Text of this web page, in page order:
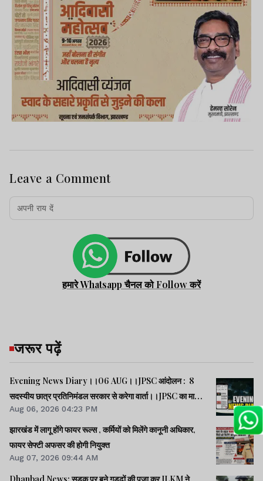
Leave a Comment
हमारे Whatsapp चैनल को Follow करें
जरूर पढ़ें
Evening News Diary।।06 AUG।।JPSC आंदोलन : 8
सदस्यीय छात्र प्रतिनिमंडल सरकार से करेगा वार्ता।।JPSC का मामला
पेपर लीक का नहीं, बैक डोर से गलत नियुक्ति का है : किशोर।।BPSC
AEDO पेपर लीक : BARC का कर्मी रौशन अरेस्ट।।समेत कई खबरें
व वीडियो।।
Aug 06, 2026 04:23 PM
झारखंड में लागू होंगे फायर रूल्स , कर्मियों को मिलेंगे कानूनी अधिकार,
फायर सेफ्टी अफसर की होगी नियुक्त
Aug 07, 2026 09:44 AM
Dhanbad News: सड़क पर बने गड्ढों की पूजा कर JLKM ने